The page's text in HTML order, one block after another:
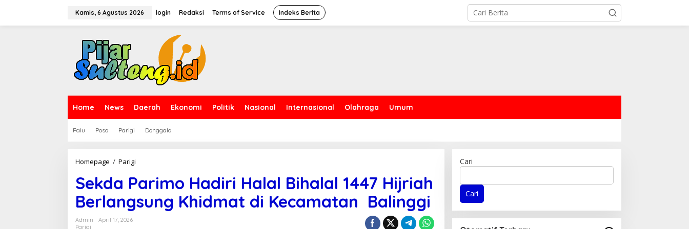
Kamis, 6 Agustus 2026 login Redaksi Terms of Service Indeks Berita
Home News Daerah Ekonomi Politik Nasional Internasional Olahraga Umum
Palu Poso Parigi Donggala
Homepage / Parigi
k
d
a
P
Sekda Parimo Hadiri Halal Bihalal 1447 Hijriah
Berlangsung Khidmat di Kecamatan Balinggi
Admin
April 17, 2026
Parigi
Cari
Cari